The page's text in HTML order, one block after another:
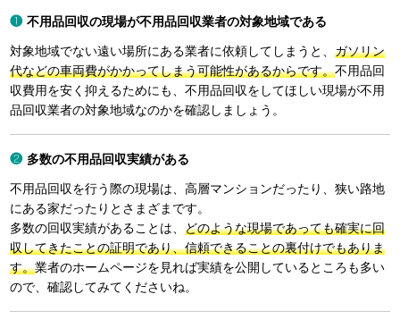
不用品回収の現場が不用品回収業者の対象地域である
対象地域でない遠い場所にある業者に依頼してしまうと、ガソリン
代などの車両費がかかってしまう可能性があるからです。不用品回
収費用を安く抑えるためにも、不用品回収をしてほしい現場が不用
品回収業者の対象地域なのかを確認しましょう。
多数の不用品回収実績がある
不用品回収を行う際の現場は、高層マンションだったり、狭い路地
にある家だったりとさまざまです。
多数の回収実績があることは、どのような現場であっても確実に回
収してきたことの証明であり、信頼できることの裏付けでもありま
す。業者のホームページを見れば実績を公開しているところも多い
ので、確認してみてくださいね。